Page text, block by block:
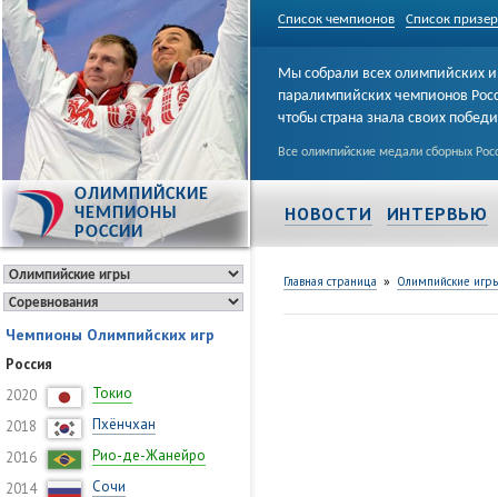
Список чемпионов Список
ОЛИМПИЙСКИЕ
ЧЕМПИОНЫ
РОССИИ
Мы собрали всех олимпийских и
паралимпийских чемпионов
чтобы страна знала своих
Все олимпийские медали сборных
НОВОСТИ ИНТЕРВЬЮ
Чемпионы Олимпийских игр
Россия
2020
Токио
2018
Пхёнчхан
2016
Рио-де-Жанейро
2014
Сочи
Главная страница » Олимпийские